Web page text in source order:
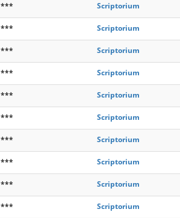
*** Scriptorium
*** Scriptorium
*** Scriptorium
*** Scriptorium
*** Scriptorium
*** Scriptorium
*** Scriptorium
*** Scriptorium
*** Scriptorium
*** Scriptorium